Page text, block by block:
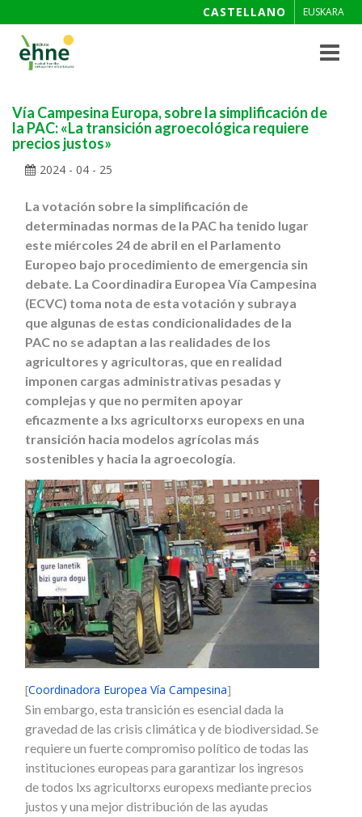
CASTELLANO EUSKARA
Toggle
Vía Campesina Europa, sobre la simplificación de
la PAC: «La transición agroecológica requiere
precios justos»
2024 - 04 - 25
La votación sobre la simplificación de
determinadas normas de la PAC ha tenido lugar
este miércoles 24 de abril en el Parlamento
Europeo bajo procedimiento de emergencia sin
debate. La Coordinadira Europea Vía Campesina
(ECVC) toma nota de esta votación y subraya
que algunas de estas condicionalidades de la
PAC no se adaptan a las realidades de los
agricultores y agricultoras, que en realidad
imponen cargas administrativas pesadas y
complejas y que no permiten apoyar
eficazmente a lxs agricultorxs europexs en una
transición hacia modelos agrícolas más
sostenibles y hacia la agroecología.
[Coordinadora Europea Vía Campesina]
Sin embargo, esta transición es esencial dada la
gravedad de las crisis climática y de biodiversidad. Se
requiere un fuerte compromiso político de todas las
instituciones europeas para garantizar los ingresos
de todos lxs agricultorxs europexs mediante precios
justos y una mejor distribución de las ayudas